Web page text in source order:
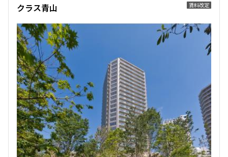
検索対象お部屋数
お部屋を再検索
賃料改定
クラス青山